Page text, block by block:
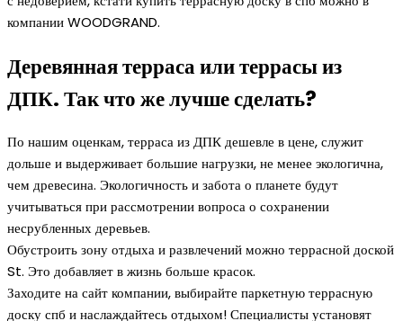
компании WOODGRAND.
Деревянная терраса или террасы из
ДПК. Так что же лучше сделать?
По нашим оценкам, терраса из ДПК дешевле в цене, служит
дольше и выдерживает большие нагрузки, не менее экологична,
чем древесина. Экологичность и забота о планете будут
учитываться при рассмотрении вопроса о сохранении
несрубленных деревьев.
Обустроить зону отдыха и развлечений можно террасной доской
St. Это добавляет в жизнь больше красок.
Заходите на сайт компании, выбирайте паркетную террасную
доску спб и наслаждайтесь отдыхом! Специалисты установят